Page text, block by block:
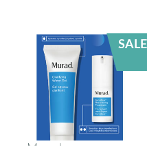
SALE